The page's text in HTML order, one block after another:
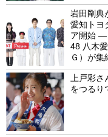
岩田剛典
愛知トヨ
ア開始 ―
48 八木
Ｇ）が
上戸彩さ
をつるり